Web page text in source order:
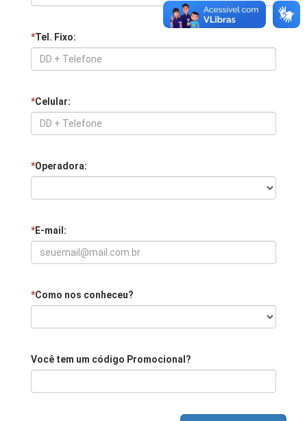
*Tel. Fixo:
*Celular:
*Operadora:
*E-mail:
*Como nos conheceu?
Você tem um código Promocional?